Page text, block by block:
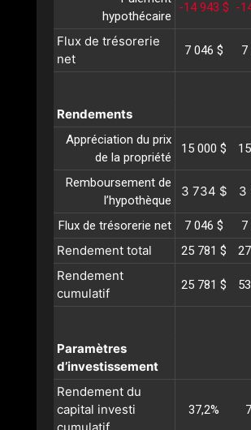
hypothécaire
-14 943 $ -
Flux de trésorerie
net
7 046 $ 7
Rendements
Appréciation du prix
de la propriété
15 000 $
Remboursement de
l’hypothèque
3 734 $ 3
Flux de trésorerie net 7 046 $ 7
Rendement total 25 781 $
Rendement
cumulatif
25 781 $
Paramètres
d’investissement
Rendement du
capital investi
37,2%